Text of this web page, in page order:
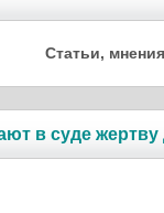
Статьи,
в суде